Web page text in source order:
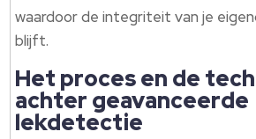
waardoor de integriteit van je
blijft.
Het proces en de
achter geavanceerde
lekdetectie